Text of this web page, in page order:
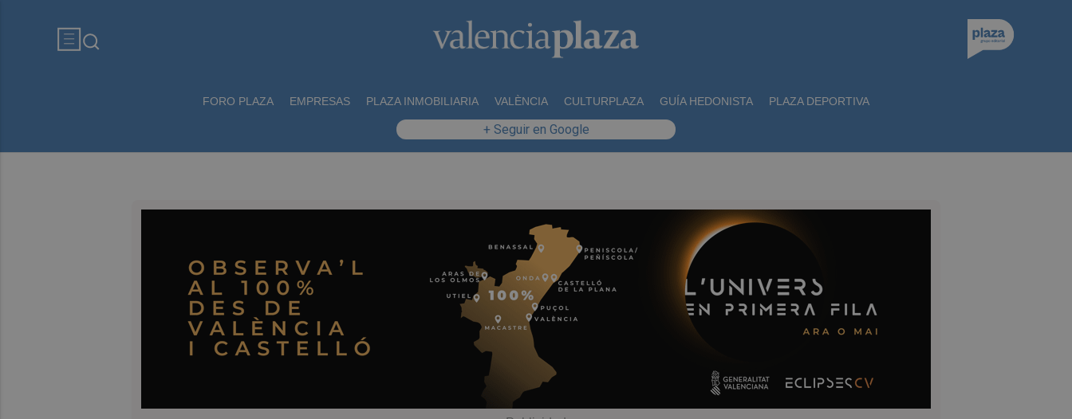
FORO PLAZA EMPRESAS PLAZA INMOBILIARIA VALÈNCIA CULTURPLAZA GUÍA HEDONISTA PLAZA DEPORTIVA
+ Seguir en Google